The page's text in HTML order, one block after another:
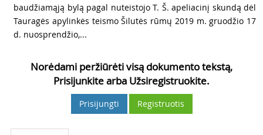
baudžiamąją bylą pagal nuteistojo T. Š. apeliacinį skundą dėl
Tauragės apylinkės teismo Šilutės rūmų 2019 m. gruodžio 17
d. nuosprendžio,...
Norėdami peržiūrėti visą dokumento tekstą,
Prisijunkite arba Užsiregistruokite.
Prisijungti Registruotis